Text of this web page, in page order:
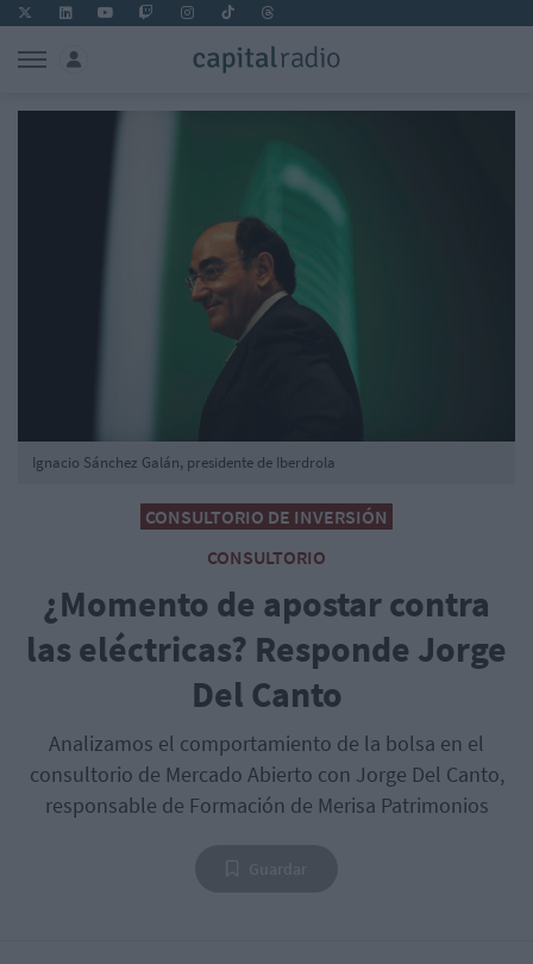
CONSULTORIO DE INVERSIÓN
CONSULTORIO
¿Momento de apostar contra
las eléctricas? Responde Jorge
Del Canto
Analizamos el comportamiento de la bolsa en el
consultorio de Mercado Abierto con Jorge Del Canto,
responsable de Formación de Merisa Patrimonios
Ignacio Sánchez Galán, presidente de Iberdrola